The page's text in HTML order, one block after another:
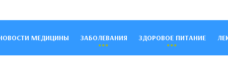
МЕДИЦИНЫ ЗАБОЛЕВАНИЯ ЗДОРОВОЕ ПИТАНИЕ